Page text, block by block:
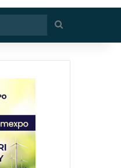
for